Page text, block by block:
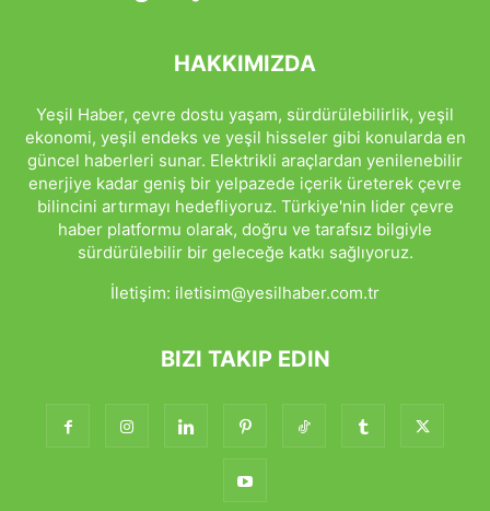
HAKKIMIZDA
Yeşil Haber, çevre dostu yaşam, sürdürülebilirlik, yeşil
ekonomi, yeşil endeks ve yeşil hisseler gibi konularda en
güncel haberleri sunar. Elektrikli araçlardan yenilenebilir
enerjiye kadar geniş bir yelpazede içerik üreterek çevre
bilincini artırmayı hedefliyoruz. Türkiye'nin lider çevre
haber platformu olarak, doğru ve tarafsız bilgiyle
sürdürülebilir bir geleceğe katkı sağlıyoruz.
İletişim: iletisim@yesilhaber.com.tr
BIZI TAKIP EDIN